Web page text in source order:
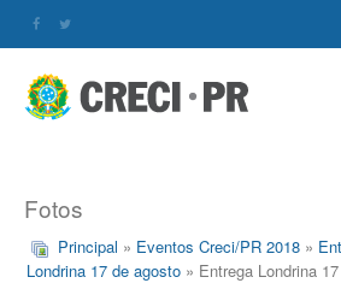
Fotos
Principal » Eventos Creci/PR 2018 »
Londrina 17 de agosto » Entrega Londrina